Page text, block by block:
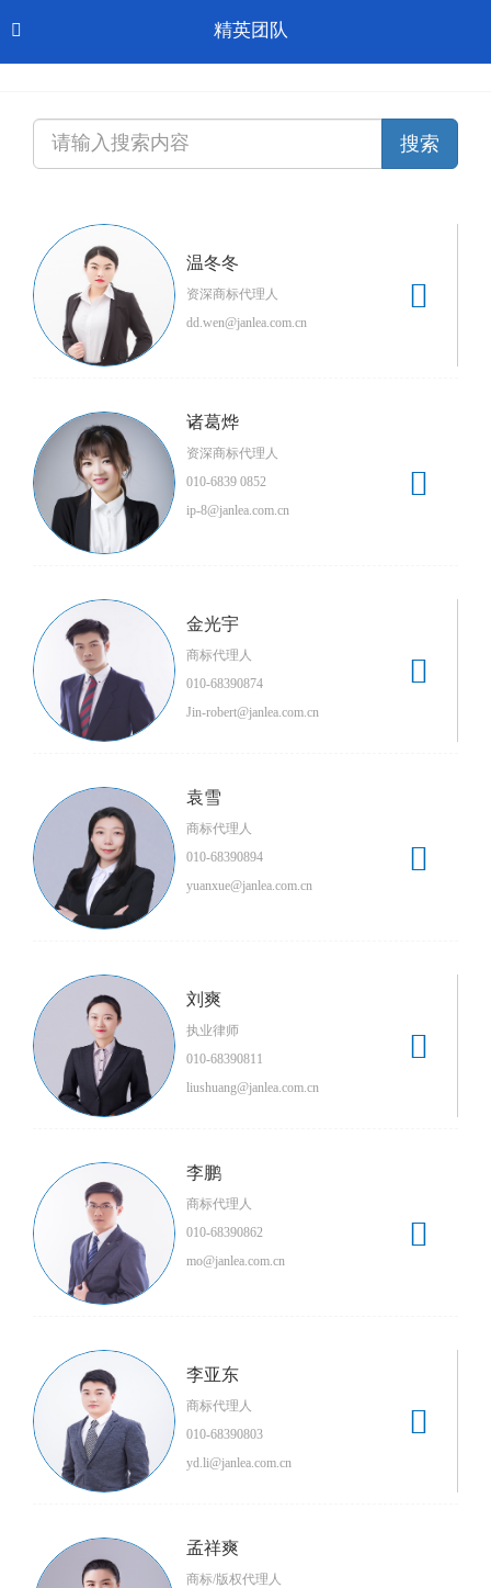
CN-中文
 精英团队

温冬冬
资深商标代理人
dd.wen@janlea.com.cn

诸葛烨
资深商标代理人
010-6839 0852
ip-8@janlea.com.cn

金光宇
商标代理人
010-68390874
Jin-robert@janlea.com.cn

袁雪
商标代理人
010-68390894
yuanxue@janlea.com.cn

刘爽
执业律师
010-68390811
liushuang@janlea.com.cn

李鹏
商标代理人
010-68390862
mo@janlea.com.cn

李亚东
商标代理人
010-68390803
yd.li@janlea.com.cn
孟祥爽
商标/版权代理人